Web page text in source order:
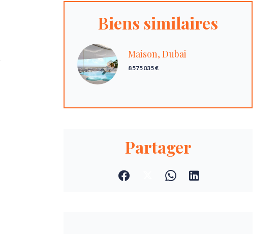
Biens similaires
Maison, Dubai
8 575 035 €
Partager